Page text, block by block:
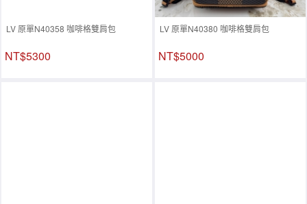
LV 原單N40358 咖啡格雙肩包
NT$5300
LV 原單N40380 咖啡格雙肩包
NT$5000